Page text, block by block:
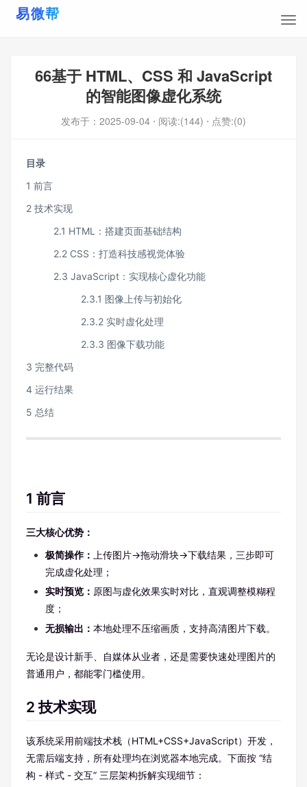
66基于 HTML、CSS 和 JavaScript
的智能图像虚化系统
发布于： 2025-09-04 ⋅ 阅读:(144) ⋅ 点赞:(0)
目录
1 前言
2 技术实现
2.1 HTML：搭建页面基础结构
2.2 CSS：打造科技感视觉体验
2.3 JavaScript：实现核心虚化功能
2.3.1 图像上传与初始化
2.3.2 实时虚化处理
2.3.3 图像下载功能
3 完整代码
4 运行结果
5 总结
1 前言
三大核心优势：
极简操作：
上传图片→拖动滑块→下载结果，三步即可
完成虚化处理；
实时预览： 原图与虚化效果实时对比，直观调整模糊程
度；
无损输出： 本地处理不压缩画质，支持高清图片下载。
无论是设计新手、自媒体从业者，还是需要快速处理图片的
普通用户，都能零门槛使用。
2 技术实现
该系统采用前端技术栈（HTML+CSS+JavaScript）开发，
无需后端支持，所有处理均在浏览器本地完成。下面按 “结
构 - 样式 - 交互” 三层架构拆解实现细节：